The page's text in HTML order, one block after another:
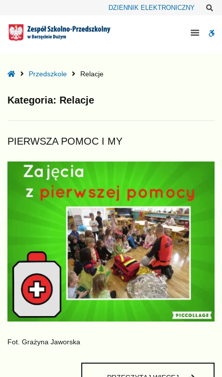
DZIENNIK ELEKTRONICZNY
HomePrzedszkole Relacje
Kategoria: Relacje
PIERWSZA POMOC I MY
Fot. Grażyna Jaworska